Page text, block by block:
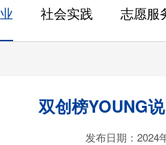
社会实践 志愿服
双创榜YOUNG
发布日期：2024